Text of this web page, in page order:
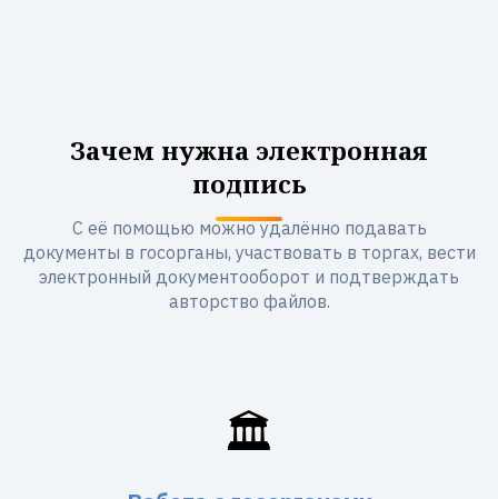
Зачем нужна электронная
подпись
С её помощью можно удалённо подавать
документы в госорганы, участвовать в торгах, вести
электронный документооборот и подтверждать
авторство файлов.
🏛️